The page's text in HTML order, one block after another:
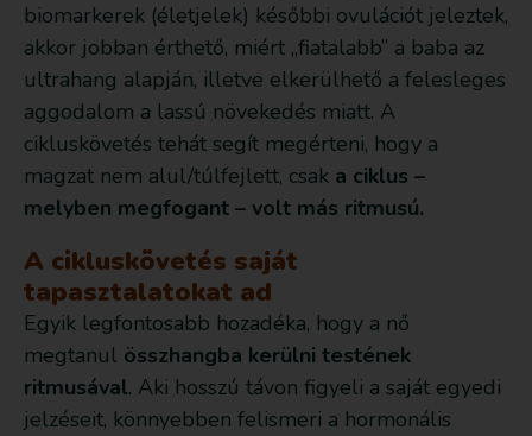
biomarkerek (életjelek) későbbi ovulációt jeleztek,
akkor jobban érthető, miért „fiatalabb” a baba az
ultrahang alapján, illetve elkerülhető a felesleges
aggodalom a lassú növekedés miatt. A
cikluskövetés tehát segít megérteni, hogy a
magzat nem alul/túlfejlett, csak a ciklus –
melyben megfogant – volt más ritmusú.
A cikluskövetés saját
tapasztalatokat ad
Egyik legfontosabb hozadéka, hogy a nő
megtanul összhangba kerülni testének
ritmusával. Aki hosszú távon figyeli a saját egyedi
jelzéseit, könnyebben felismeri a hormonális